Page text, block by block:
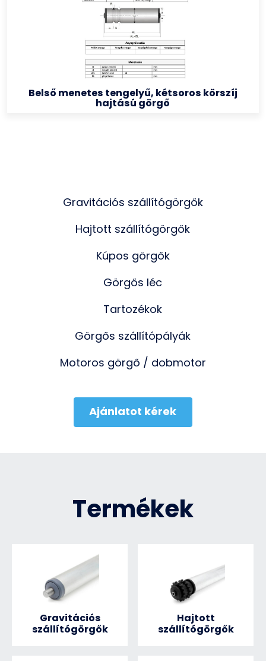
Gravitációs szállítógörgők
Hajtott szállítógörgők
Kúpos görgők
Görgős léc
Tartozékok
Görgős szállítópályák
Motoros görgő / dobmotor
Ajánlatot kérek
Belső menetes tengelyű, kétsoros körszíj
hajtású görgő
Termékek
Gravitációs
szállítógörgők
Hajtott
szállítógörgők